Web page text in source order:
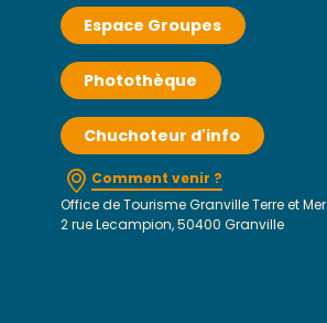
Espace Groupes
Photothèque
Chuchoteur d'info
Comment venir ?
Office de Tourisme Granville Terre et Mer
2 rue Lecampion, 50400 Granville